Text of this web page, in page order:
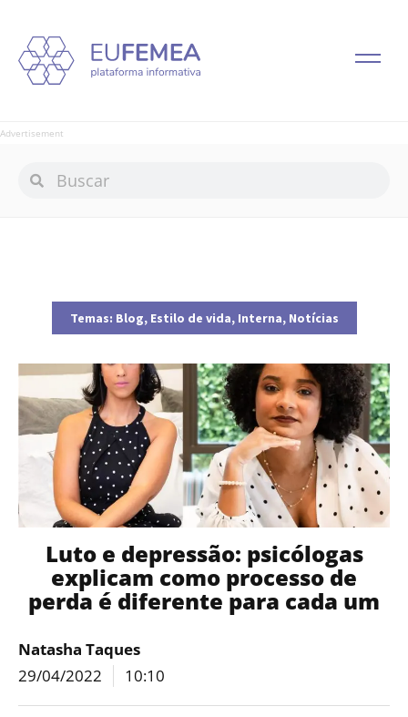
Advertisement
Temas: Blog, Estilo de vida, Interna, Notícias
Luto e depressão: psicólogas
explicam como processo de
perda é diferente para cada um
Natasha Taques
29/04/2022
10:10